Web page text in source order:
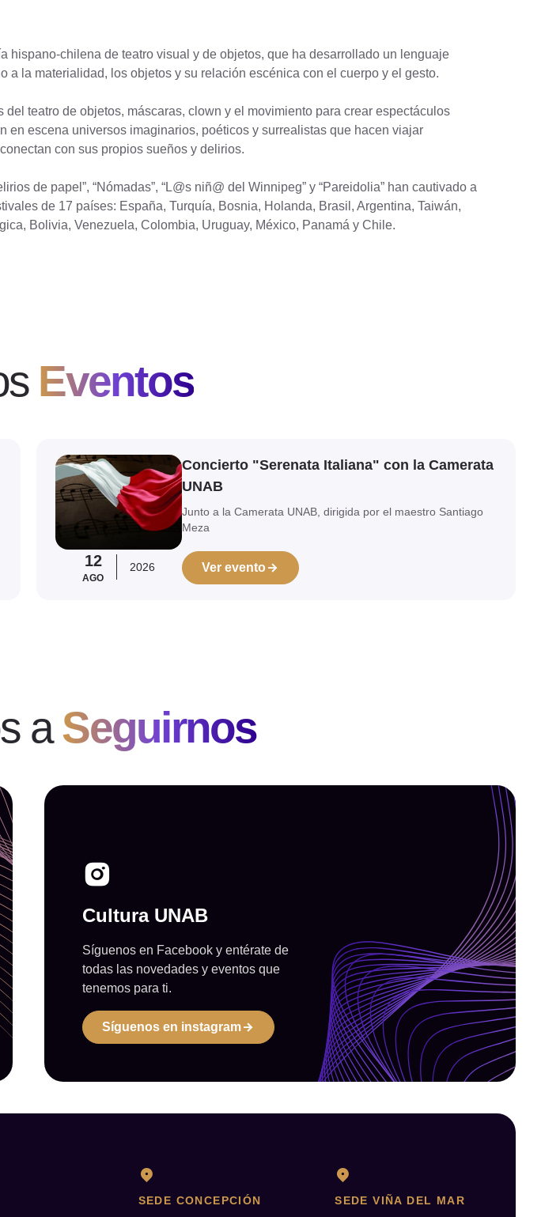
hispano-chilena de teatro visual y de objetos, que ha desarrollado un lenguaje
a la materialidad, los objetos y su relación escénica con el cuerpo y el gesto.
del teatro de objetos, máscaras, clown y el movimiento para crear espectáculos
en escena universos imaginarios, poéticos y surrealistas que hacen viajar
con sus propios sueños y delirios.
de papel”, “Nómadas”, “L@s niñ@ del Winnipeg” y “Pareidolia” han cautivado a
de 17 países: España, Turquía, Bosnia, Holanda, Brasil, Argentina, Taiwán,
Bolivia, Venezuela, Colombia, Uruguay, México, Panamá y Chile.
Eventos
12
AGO
2026
Concierto "Serenata Italiana" con la Camerata
UNAB
Junto a la Camerata UNAB, dirigida por el maestro Santiago
Meza
Ver evento
Ver evento
aSeguirnos
Cultura UNAB
Síguenos en Facebook y entérate de
todas las novedades y eventos que
tenemos para ti.
Síguenos en instagram
SEDE CONCEPCIÓN
SEDE VIÑA DEL MAR